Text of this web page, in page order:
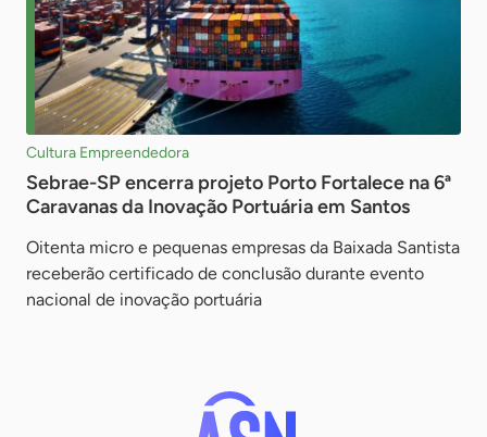
Cultura Empreendedora
Sebrae-SP encerra projeto Porto Fortalece na 6ª
Caravanas da Inovação Portuária em Santos
Oitenta micro e pequenas empresas da Baixada Santista
receberão certificado de conclusão durante evento
nacional de inovação portuária